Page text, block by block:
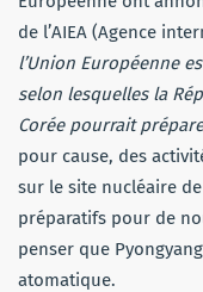
de l’AIEA (Agence
l’Union Européenne
selon lesquelles la
Corée pourrait
pour cause, des
sur le site nucléaire
préparatifs pour de
penser que
atomatique.